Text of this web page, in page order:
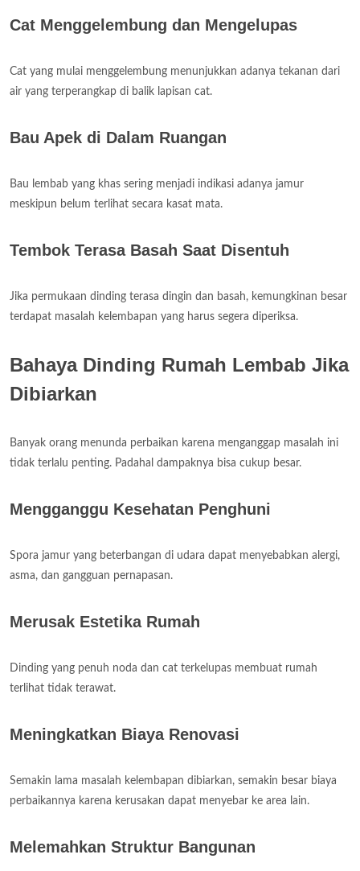
Cat Menggelembung dan Mengelupas
Cat yang mulai menggelembung menunjukkan adanya tekanan dari
air yang terperangkap di balik lapisan cat.
Bau Apek di Dalam Ruangan
Bau lembab yang khas sering menjadi indikasi adanya jamur
meskipun belum terlihat secara kasat mata.
Tembok Terasa Basah Saat Disentuh
Jika permukaan dinding terasa dingin dan basah, kemungkinan besar
terdapat masalah kelembapan yang harus segera diperiksa.
Bahaya Dinding Rumah Lembab Jika
Dibiarkan
Banyak orang menunda perbaikan karena menganggap masalah ini
tidak terlalu penting. Padahal dampaknya bisa cukup besar.
Mengganggu Kesehatan Penghuni
Spora jamur yang beterbangan di udara dapat menyebabkan alergi,
asma, dan gangguan pernapasan.
Merusak Estetika Rumah
Dinding yang penuh noda dan cat terkelupas membuat rumah
terlihat tidak terawat.
Meningkatkan Biaya Renovasi
Semakin lama masalah kelembapan dibiarkan, semakin besar biaya
perbaikannya karena kerusakan dapat menyebar ke area lain.
Melemahkan Struktur Bangunan